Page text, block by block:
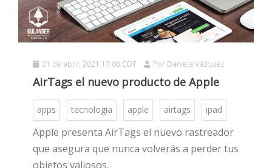
HOT
HOT
21 de abril, 2021 17:08 CDT Por Daniela Vázquez
AirTags el nuevo producto de Apple
apps tecnologia apple airtags ipad
Apple presenta AirTags el nuevo rastreador
que asegura que nunca volverás a perder tus
objetos valiosos.